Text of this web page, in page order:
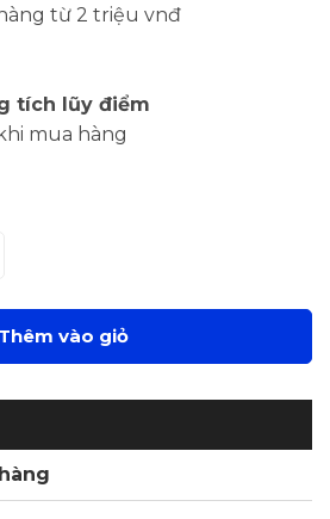
từ 2 triệu vnđ
tích lũy điểm
mua hàng
Thêm vào giỏ